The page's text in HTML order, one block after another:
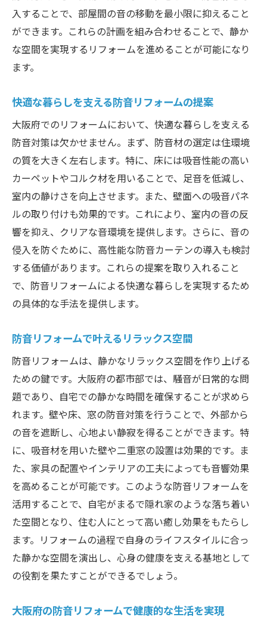
入することで、部屋間の音の移動を最小限に抑えること
ができます。これらの計画を組み合わせることで、静か
な空間を実現するリフォームを進めることが可能になり
ます。
快適な暮らしを支える防音リフォームの提案
大阪府でのリフォームにおいて、快適な暮らしを支える
防音対策は欠かせません。まず、防音材の選定は住環境
の質を大きく左右します。特に、床には吸音性能の高い
カーペットやコルク材を用いることで、足音を低減し、
室内の静けさを向上させます。また、壁面への吸音パネ
ルの取り付けも効果的です。これにより、室内の音の反
響を抑え、クリアな音環境を提供します。さらに、音の
侵入を防ぐために、高性能な防音カーテンの導入も検討
する価値があります。これらの提案を取り入れること
で、防音リフォームによる快適な暮らしを実現するため
の具体的な手法を提供します。
防音リフォームで叶えるリラックス空間
防音リフォームは、静かなリラックス空間を作り上げる
ための鍵です。大阪府の都市部では、騒音が日常的な問
題であり、自宅での静かな時間を確保することが求めら
れます。壁や床、窓の防音対策を行うことで、外部から
の音を遮断し、心地よい静寂を得ることができます。特
に、吸音材を用いた壁や二重窓の設置は効果的です。ま
た、家具の配置やインテリアの工夫によっても音響効果
を高めることが可能です。このような防音リフォームを
活用することで、自宅がまるで隠れ家のような落ち着い
た空間となり、住む人にとって高い癒し効果をもたらし
ます。リフォームの過程で自身のライフスタイルに合っ
た静かな空間を演出し、心身の健康を支える基地として
の役割を果たすことができるでしょう。
大阪府の防音リフォームで健康的な生活を実現